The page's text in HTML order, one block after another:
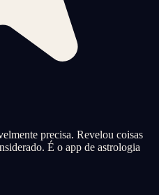
precisa. Revelou coisas
É o app de astrologia